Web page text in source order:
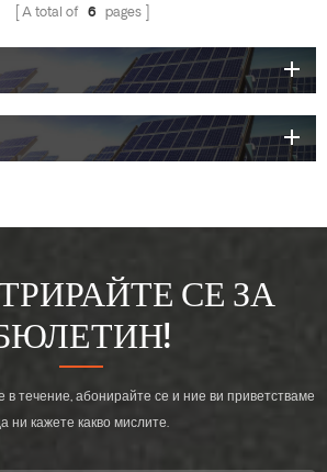
A total of 6 pages
СЕ ЗА
в течение, абонирайте се и ние ви приветстваме
ни кажете какво мислите.